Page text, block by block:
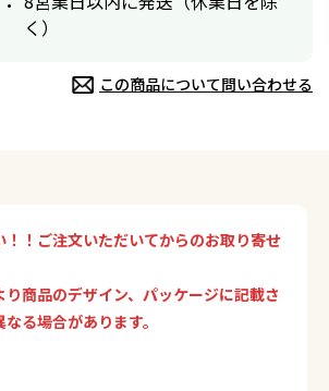
く）
この商品について問い合わせる
！ご注文いただいてからのお取り寄せ
商品のデザイン、パッケージに記載さ
る場合があります。